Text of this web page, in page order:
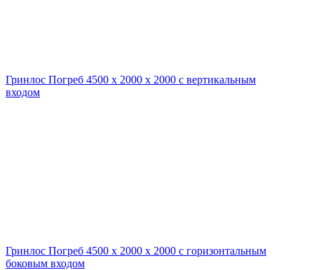
Гринлос Погреб 4500 х 2000 х 2000 с вертикальным
входом
Гринлос Погреб 4500 х 2000 х 2000 с горизонтальным
боковым входом